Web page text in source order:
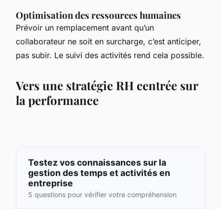
Optimisation des ressources humaines
Prévoir un remplacement avant qu’un
collaborateur ne soit en surcharge, c’est anticiper,
pas subir. Le suivi des activités rend cela possible.
Vers une stratégie RH centrée sur
la performance